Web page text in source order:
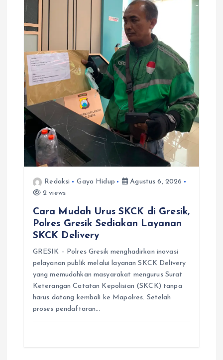
Redaksi Gaya Hidup
Agustus 6, 2026
2 views
Cara Mudah Urus SKCK di Gresik,
Polres Gresik Sediakan Layanan
SKCK Delivery
GRESIK – Polres Gresik menghadirkan inovasi
pelayanan publik melalui layanan SKCK Delivery
yang memudahkan masyarakat mengurus Surat
Keterangan Catatan Kepolisian (SKCK) tanpa
harus datang kembali ke Mapolres. Setelah
proses pendaftaran…